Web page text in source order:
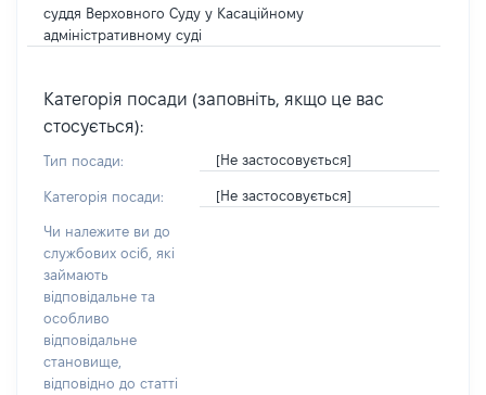
суддя Верховного Суду у Касаційному
адміністративному суді
Категорія посади (заповніть, якщо це вас
стосується):
Тип посади: [Не застосовується]
Категорія посади: [Не застосовується]
Чи належите ви до
службових осіб, які
займають
відповідальне та
особливо
відповідальне
становище,
відповідно до статті